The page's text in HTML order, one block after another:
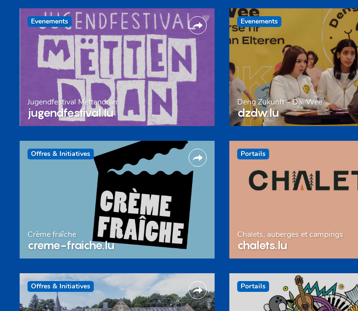
Evenements
Jugendfestival Mëttendran
jugendfestival.lu
Evenements
Deng Zukunft – Däi Wee
dzdw.lu
Offres & Initiatives
Crème fraîche
creme-fraiche.lu
Portails
Chalets, auberges et campings
chalets.lu
Offres & Initiatives Portails